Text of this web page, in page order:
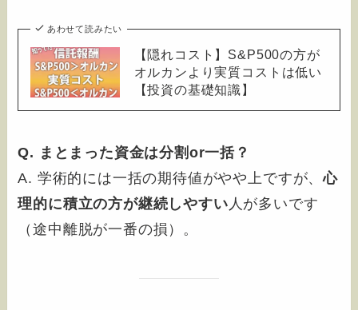
あわせて読みたい
【隠れコスト】S&P500の方が
オルカンより実質コストは低い
【投資の基礎知識】
Q. まとまった資金は分割or一括？
A. 学術的には一括の期待値がやや上ですが、心
理的に積立の方が継続しやすい 人が多いです
（途中離脱が一番の損）。